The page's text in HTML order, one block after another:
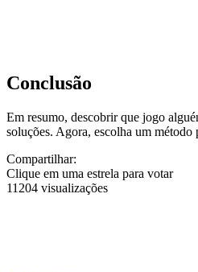
Conclusão
Em resumo, descobrir que jogo
soluções. Agora, escolha um método
Compartilhar:
Clique em uma estrela para votar
11204 visualizações